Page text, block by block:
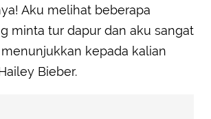
Aku melihat beberapa
minta tur dapur dan aku sangat
kepada kalian
Bieber.